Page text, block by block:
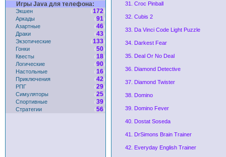
Игры Java для телефона:
Экшен (172)
Аркады
(91)
Азартные
(46)
Драки
(43)
Экзотические
(133)
Гонки
(50)
Квесты
(18)
Логические
(90)
Настольные
(16)
Приключения
(42)
РПГ
(29)
Симуляторы
(25)
Спортивные
(39)
Стратегии
(56)
31. Croc Pinball
32. Cubis 2
33. Da Vinci Code Light Puzzle
34. Darkest Fear
35. Deal Or No Deal
36. Diamond Detective
37. Diamond Twister
38. Domino
39. Domino Fever
40. Dostat Soseda
41. DrSimons Brain Trainer
42. Everyday English Trainer